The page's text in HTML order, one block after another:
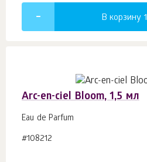
В корзину 1
Arc-en-ciel Bloom, 1,5 мл
Eau de Parfum
#108212